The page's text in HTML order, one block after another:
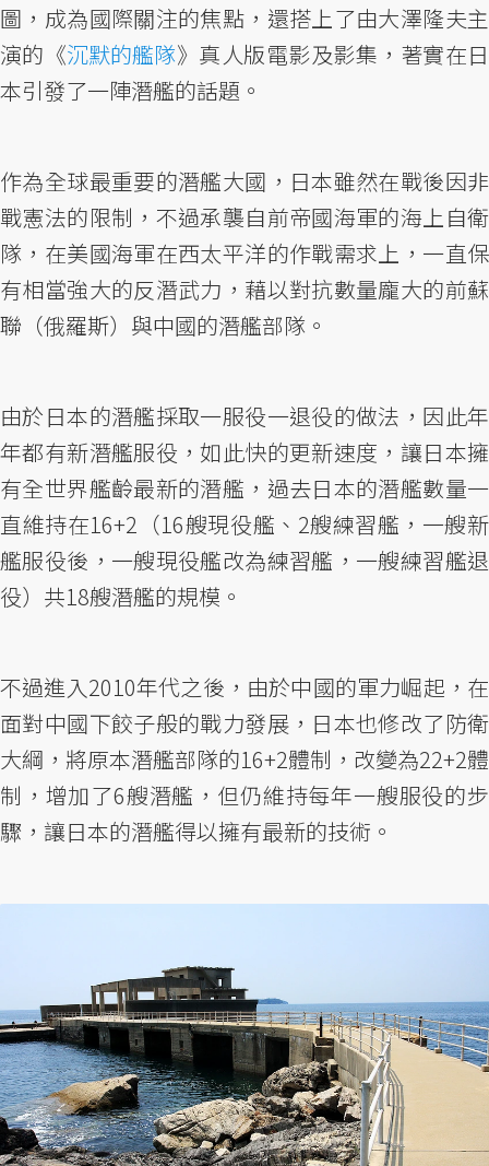
圖，成為國際關注的焦點，還搭上了由大澤隆夫主
演的《沉默的艦隊》真人版電影及影集，著實在日
本引發了一陣潛艦的話題。
作為全球最重要的潛艦大國，日本雖然在戰後因非
戰憲法的限制，不過承襲自前帝國海軍的海上自衛
隊，在美國海軍在西太平洋的作戰需求上，一直保
有相當強大的反潛武力，藉以對抗數量龐大的前蘇
聯（俄羅斯）與中國的潛艦部隊。
由於日本的潛艦採取一服役一退役的做法，因此年
年都有新潛艦服役，如此快的更新速度，讓日本擁
有全世界艦齡最新的潛艦，過去日本的潛艦數量一
直維持在16+2（16艘現役艦、2艘練習艦，一艘新
艦服役後，一艘現役艦改為練習艦，一艘練習艦退
役）共18艘潛艦的規模。
不過進入2010年代之後，由於中國的軍力崛起，在
面對中國下餃子般的戰力發展，日本也修改了防衛
大綱，將原本潛艦部隊的16+2體制，改變為22+2體
制，增加了6艘潛艦，但仍維持每年一艘服役的步
驟，讓日本的潛艦得以擁有最新的技術。